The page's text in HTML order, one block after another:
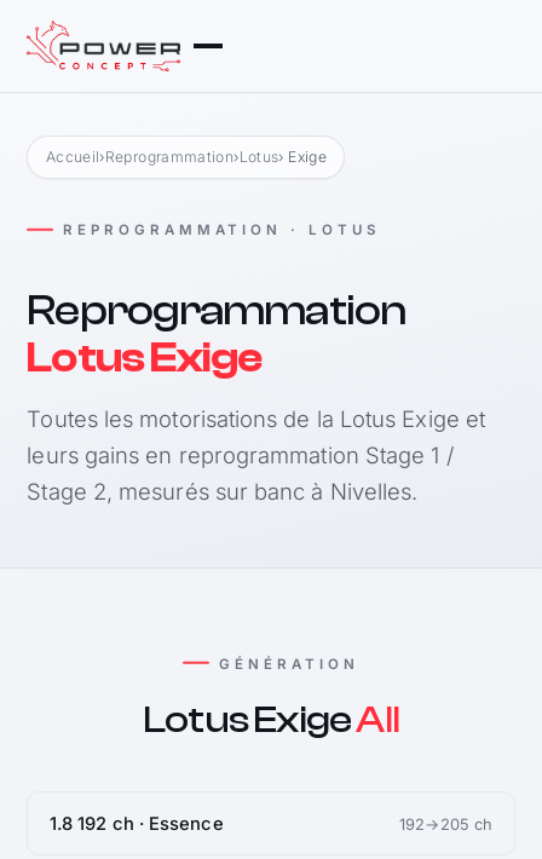
Accueil›Reprogrammation›Lotus› Exige
REPROGRAMMATION · LOTUS
Reprogrammation
Lotus Exige
Toutes les motorisations de la Lotus Exige et
leurs gains en reprogrammation Stage 1 /
Stage 2, mesurés sur banc à Nivelles.
GÉNÉRATION
Lotus ExigeAll
1.8 192 ch · Essence 192→205 ch